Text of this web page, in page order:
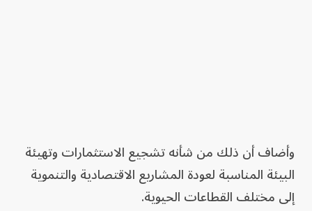
وأضاف أن ذلك من شأنه تشجيع الاستثمارات وتهيئة
البيئة المناسبة لعودة المشاريع الاقتصادية والتنموية
إلى مختلف القطاعات الحيوية.